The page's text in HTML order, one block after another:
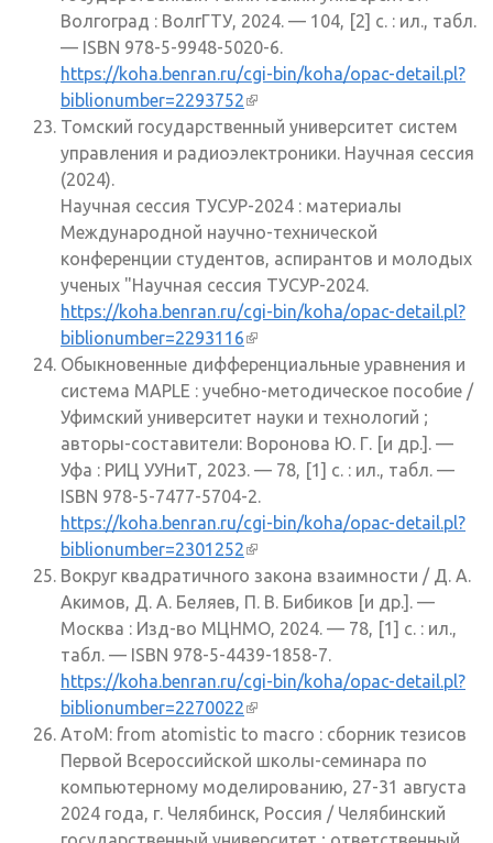
Волгоград : ВолгГТУ, 2024. — 104, [2] с. : ил., табл.
— ISBN 978-5-9948-5020-6.
https://koha.benran.ru/cgi-bin/koha/opac-detail.pl?
biblionumber=2293752(внешняя ссылка)
Томский государственный университет систем
управления и радиоэлектроники. Научная сессия
(2024).
Научная сессия ТУСУР-2024 : материалы
Международной научно-технической
конференции студентов, аспирантов и молодых
ученых "Научная сессия ТУСУР-2024.
https://koha.benran.ru/cgi-bin/koha/opac-detail.pl?
biblionumber=2293116(внешняя ссылка)
Обыкновенные дифференциальные уравнения и
система MAPLE : учебно-методическое пособие /
Уфимский университет науки и технологий ;
авторы-составители: Воронова Ю. Г. [и др.]. —
Уфа : РИЦ УУНиТ, 2023. — 78, [1] с. : ил., табл. —
ISBN 978-5-7477-5704-2.
https://koha.benran.ru/cgi-bin/koha/opac-detail.pl?
biblionumber=2301252(внешняя ссылка)
Вокруг квадратичного закона взаимности / Д. А.
Акимов, Д. А. Беляев, П. В. Бибиков [и др.]. —
Москва : Изд-во МЦНМО, 2024. — 78, [1] с. : ил.,
табл. — ISBN 978-5-4439-1858-7.
https://koha.benran.ru/cgi-bin/koha/opac-detail.pl?
biblionumber=2270022(внешняя ссылка)
AтoM: from atomistic to macro : сборник тезисов
Первой Всероссийской школы-семинара по
компьютерному моделированию, 27-31 августа
2024 года, г. Челябинск, Россия / Челябинский